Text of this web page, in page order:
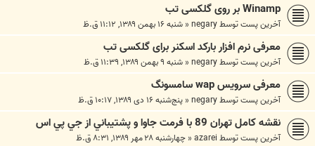
Winamp بر روی گلکسی تب
آخرین پست توسطnegary
« شنبه ۱۶ بهمن ۱۳۸۹, ۱۱:۱۲ ق.ظ
معرفی نرم افزار بارکد اسکنر برای گلکسی تب
آخرین پست توسطnegary
« شنبه ۹ بهمن ۱۳۸۹, ۱۱:۳۹ ق.ظ
معرفی سرویس wap سامسونگ
آخرین پست توسطnegary
« پنج‌شنبه ۱۶ دی ۱۳۸۹, ۱۰:۱۷ ق.ظ
نقشه كامل تهران 89 با فرمت جاوا و پشتيباني از جي پي اس
آخرین پست توسطazarei
« چهارشنبه ۲۸ مهر ۱۳۸۹, ۸:۳۱ ق.ظ